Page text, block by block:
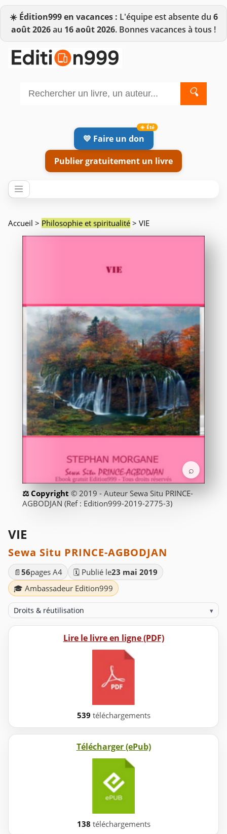
☀️ Édition999 en vacances : L'équipe est absente du 6
août 2026au 16 août 2026. Bonnes vacances à tous !
🔍
💛 Faire un don
Publier gratuitement un livre
Accueil > Philosophie et spiritualité > VIE
⌕
© 2019 - Auteur Sewa Situ PRINCE-
AGBODJAN (Ref : Edition999-2019-2775-3)
VIE
Sewa Situ PRINCE-AGBODJAN
📄 56pages A4 🗓️ Publié le23 mai 2019
🎓 Ambassadeur Edition999
Droits & réutilisation ▾
Lire le livre en ligne (PDF)
539 téléchargements
Télécharger (ePub)
138 téléchargements